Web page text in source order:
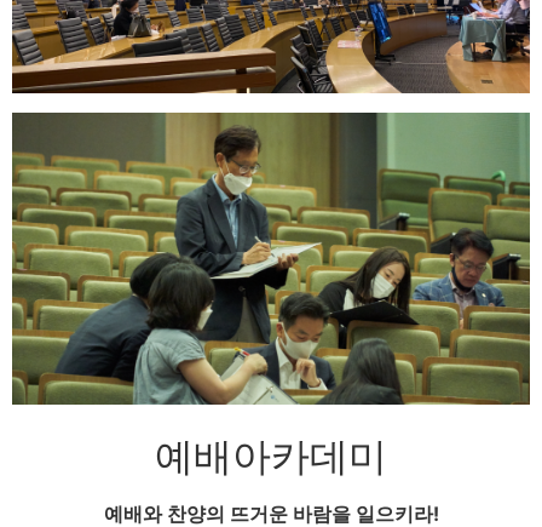
예배아카데미
예배와 찬양의 뜨거운 바람을 일으키라!